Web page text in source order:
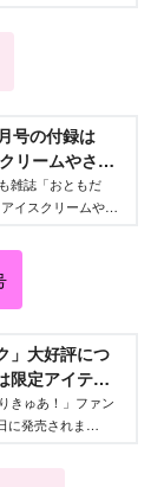
号の付録は
リームやさ
講談社
雑誌「おともだ
イスクリームやさ
」大好評につ
限定アイテム
ット〜ハッピ
ニャミーとキ
きゅあ！」ファン
に発売されま